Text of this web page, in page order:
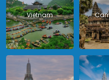
Vietnam